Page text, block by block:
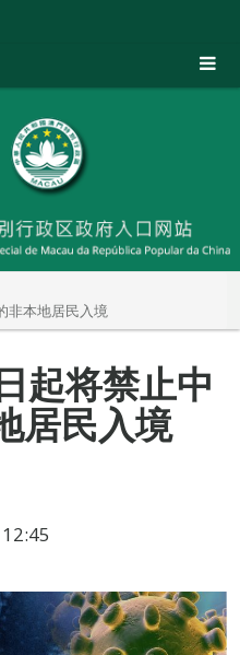
非本地居民入境
起将禁止中
居民入境